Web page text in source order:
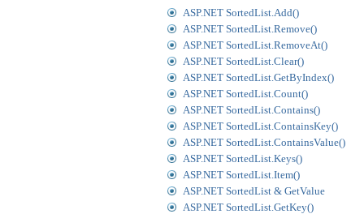
ASP.NET SortedList.Add()
ASP.NET SortedList.Remove()
ASP.NET SortedList.RemoveAt()
ASP.NET SortedList.Clear()
ASP.NET SortedList.GetByIndex()
ASP.NET SortedList.Count()
ASP.NET SortedList.Contains()
ASP.NET SortedList.ContainsKey()
ASP.NET SortedList.ContainsValue()
ASP.NET SortedList.Keys()
ASP.NET SortedList.Item()
ASP.NET SortedList & GetValue
ASP.NET SortedList.GetKey()